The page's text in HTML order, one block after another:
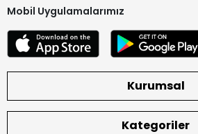
Mobil Uygulamalarımız
Kurumsal
Kategoriler